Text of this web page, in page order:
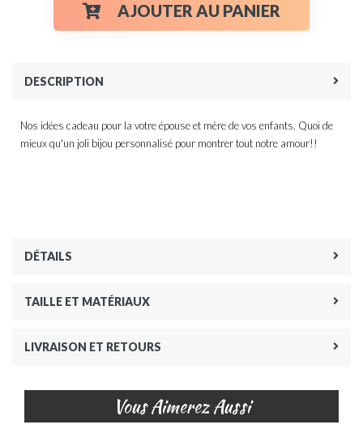
AJOUTER AU PANIER
DESCRIPTION
Nos idées cadeau pour la votre épouse et mère de vos enfants. Quoi de
mieux qu'un joli bijou personnalisé pour montrer tout notre amour!!
DÉTAILS
TAILLE ET MATÉRIAUX
LIVRAISON ET RETOURS
Vous Aimerez Aussi